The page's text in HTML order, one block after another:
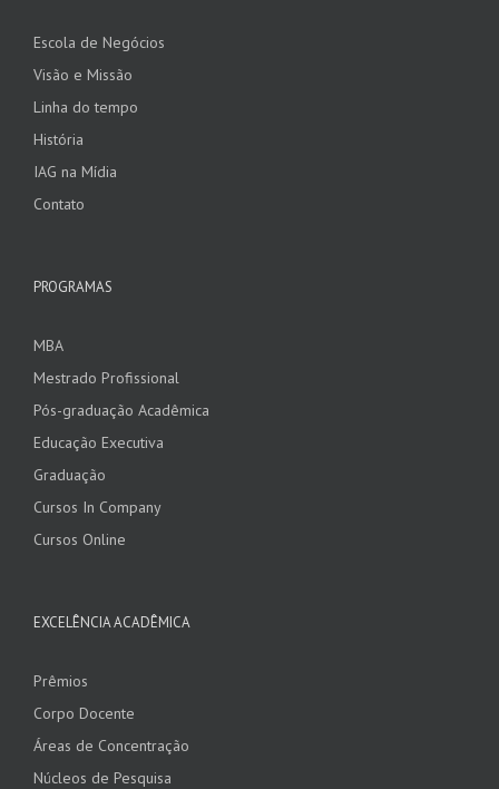
Escola de Negócios
Visão e Missão
Linha do tempo
História
IAG na Mídia
Contato
PROGRAMAS
MBA
Mestrado Profissional
Pós-graduação Acadêmica
Educação Executiva
Graduação
Cursos In Company
Cursos Online
EXCELÊNCIA ACADÊMICA
Prêmios
Corpo Docente
Áreas de Concentração
Núcleos de Pesquisa